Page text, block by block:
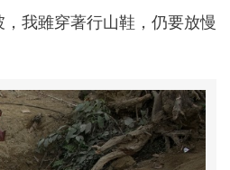
我雖穿著行山鞋，仍要放慢